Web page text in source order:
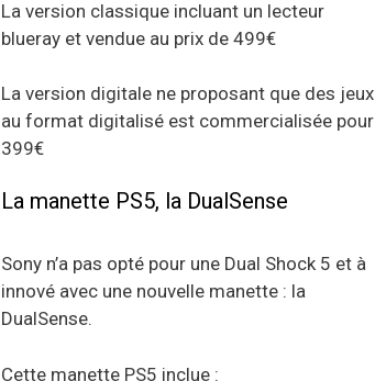
La version classique incluant un lecteur
blueray et vendue au prix de 499€
La version digitale ne proposant que des jeux
au format digitalisé est commercialisée pour
399€
La manette PS5, la DualSense
Sony n’a pas opté pour une Dual Shock 5 et à
innové avec une nouvelle manette : la
DualSense.
Cette manette PS5 inclue :